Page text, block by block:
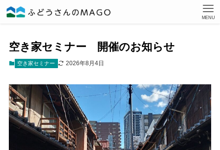
MENU
空き家セミナー 開催のお知らせ
空き家セミナー 2026年8月4日